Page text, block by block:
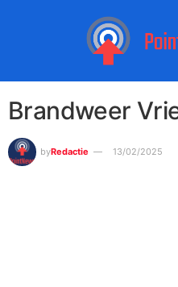
Brandweer
byRedactie 13/02/2025